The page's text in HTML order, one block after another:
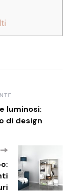
luminosi:
di design